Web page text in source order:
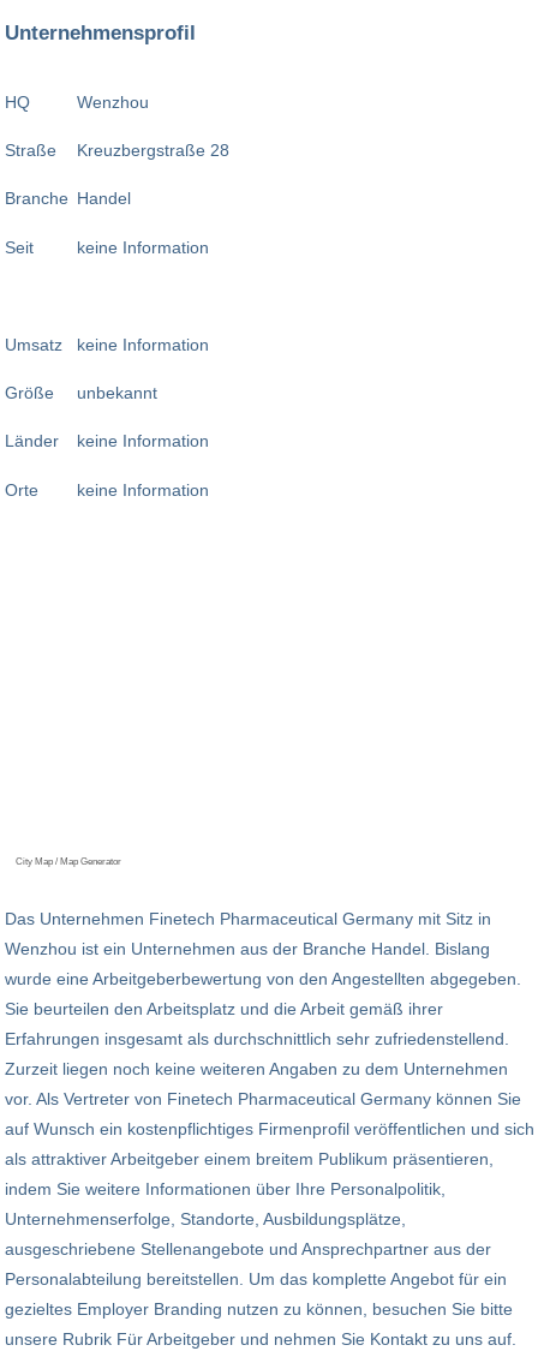
Unternehmensprofil
HQ
Straße
Branche
Seit
Umsatz
Größe
Länder
Orte
Wenzhou
Kreuzbergstraße 28
Handel
keine Information
keine Information
unbekannt
keine Information
keine Information
City Map / Map Generator
Das Unternehmen Finetech Pharmaceutical Germany mit Sitz in
Wenzhou ist ein Unternehmen aus der Branche Handel. Bislang
wurde eine Arbeitgeberbewertung von den Angestellten abgegeben.
Sie beurteilen den Arbeitsplatz und die Arbeit gemäß ihrer
Erfahrungen insgesamt als durchschnittlich sehr zufriedenstellend.
Zurzeit liegen noch keine weiteren Angaben zu dem Unternehmen
vor. Als Vertreter von Finetech Pharmaceutical Germany können Sie
auf Wunsch ein kostenpflichtiges Firmenprofil veröffentlichen und sich
als attraktiver Arbeitgeber einem breitem Publikum präsentieren,
indem Sie weitere Informationen über Ihre Personalpolitik,
Unternehmenserfolge, Standorte, Ausbildungsplätze,
ausgeschriebene Stellenangebote und Ansprechpartner aus der
Personalabteilung bereitstellen. Um das komplette Angebot für ein
gezieltes Employer Branding nutzen zu können, besuchen Sie bitte
unsere Rubrik Für Arbeitgeber und nehmen Sie Kontakt zu uns auf.